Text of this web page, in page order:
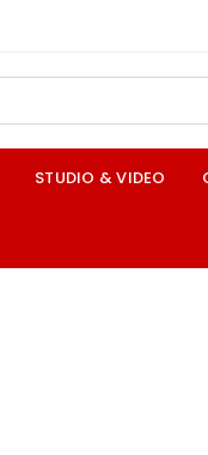
STUDIO & VIDEO